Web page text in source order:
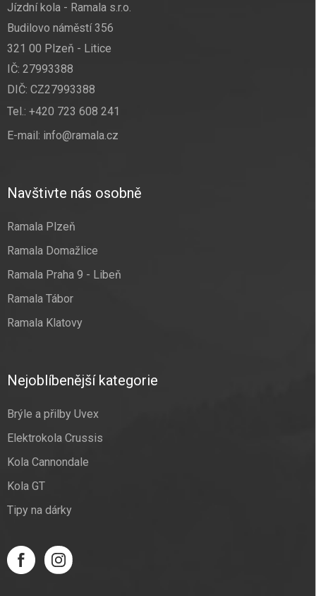
Jízdní kola - Ramala s.r.o.
Budilovo náměstí 356
321 00 Plzeň - Litice
IČ: 27993388
DIČ: CZ27993388
Tel.: +420 723 608 241
E-mail: info@ramala.cz
Navštivte nás osobně
Ramala Plzeň
Ramala Domažlice
Ramala Praha 9 - Libeň
Ramala Tábor
Ramala Klatovy
Nejoblíbenější kategorie
Brýle a přilby Uvex
Elektrokola Crussis
Kola Cannondale
Kola GT
Tipy na dárky